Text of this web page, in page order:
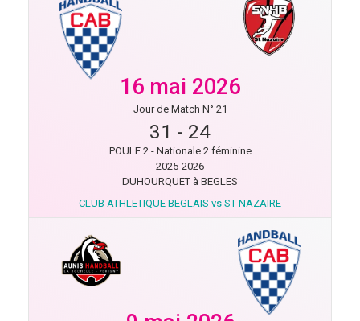
16 mai 2026
Jour de Match N° 21
31 - 24
POULE 2 - Nationale 2 féminine
2025-2026
DUHOURQUET à BEGLES
CLUB ATHLETIQUE BEGLAIS vs ST NAZAIRE